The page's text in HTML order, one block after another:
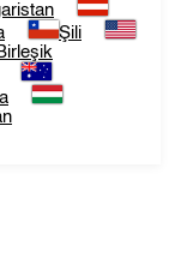
Şili